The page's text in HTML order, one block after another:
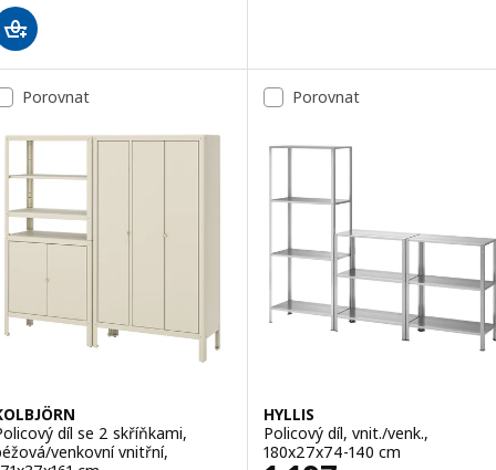
Porovnat
díl se 2 skříňkami,
venkovní vnitřní,
Porovnat
HYLLIS
Policový díl, vnit./venk.,
180x27x74-140 cm